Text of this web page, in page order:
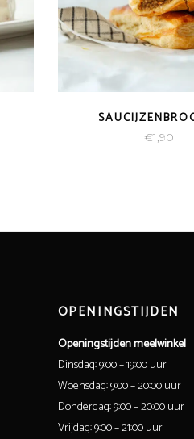
€1,90
OPENINGSTIJDEN
Openingstijden meelwinkel
Dinsdag: 9:00 – 19:00 uur
Woensdag: 9:00 – 20:00 uur
Donderdag: 9:00 – 20:00 uur
Vrijdag: 9:00 – 21:00 uur